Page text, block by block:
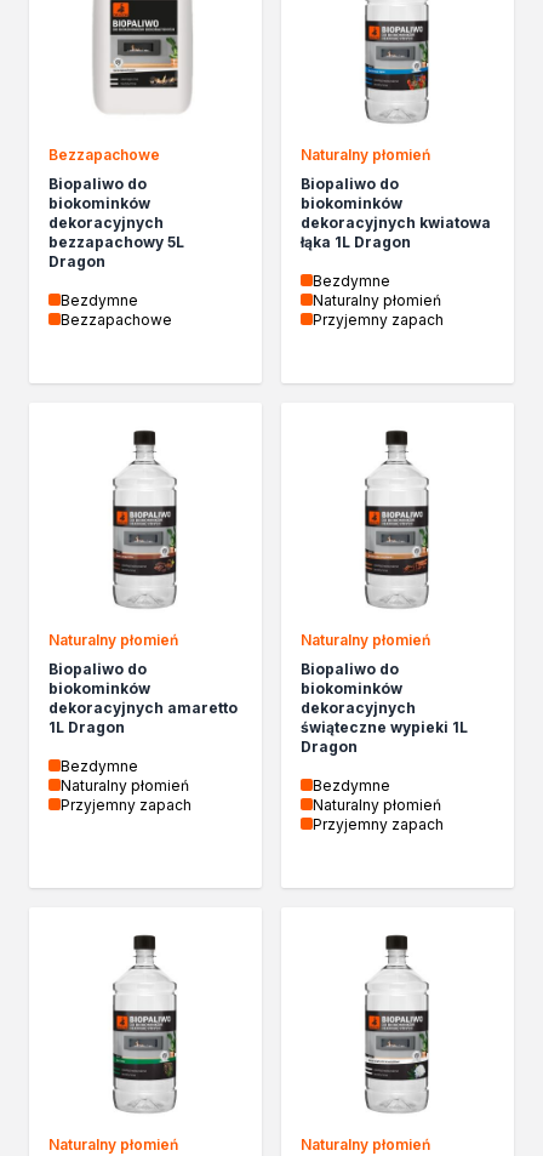
Izolacje i impregnaty budowlane
Folie w płynie
Impregnaty specjalistyczne
Impregnaty do drewna konstrukcyjnego
Przygotowanie do malowania
Grunty
Środki bioochronne
Masy szpachlowe budowlane
Środki czyszczące
Malowanie, ochrona i dekoracja
Bejce
Lakierobejce
Impregnaty dekoracyjne
Masy szpachlowe do drewna
Lakiery dekoracyjne
Żywica epoksydowa
Farby żaroodporne
Chemia gospodarcza
Odkamieniacze
Preparaty udrażniające
Środki czyszczące
Chemia motoryzacyjna
Żywice
Zmywacze
Produkty do reperacji nadwozi
Szpachlówki
Artykuły sezonowe
Klejenie i uszczelnianie
Kleje montażowe
Kleje naprawcze
Kleje specjalistyczne
Kleje do drewna
Kleje do podłóg
Kleje w sprayu
Akryle
Bezzapachowe
Biopaliwo do
biokominków
dekoracyjnych
bezzapachowy 5L
Dragon
Bezdymne
Bezzapachowe
Naturalny płomień
Biopaliwo do
biokominków
dekoracyjnych kwiatowa
łąka 1L Dragon
Bezdymne
Naturalny płomień
Przyjemny zapach
Naturalny płomień
Biopaliwo do
biokominków
dekoracyjnych amaretto
1L Dragon
Bezdymne
Naturalny płomień
Przyjemny zapach
Naturalny płomień
Biopaliwo do
biokominków
dekoracyjnych
świąteczne wypieki 1L
Dragon
Bezdymne
Naturalny płomień
Przyjemny zapach
Naturalny płomień
Naturalny płomień